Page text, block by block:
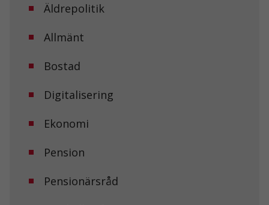
Äldrepolitik
Allmänt
Bostad
Digitalisering
Ekonomi
Pension
Pensionärsråd